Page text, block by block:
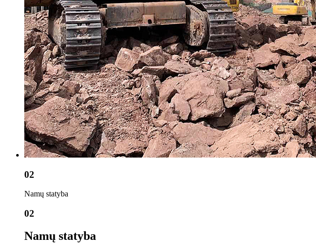
02
Namų statyba
02
Namų statyba